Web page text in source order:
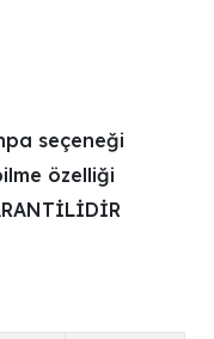
seçeneği
özelliği